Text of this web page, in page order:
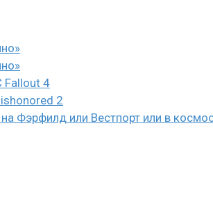
Fallout 4
2
Фэрфилд или Вестпорт или в